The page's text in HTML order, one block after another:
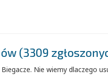
(3309
Nie wiemy dlaczego